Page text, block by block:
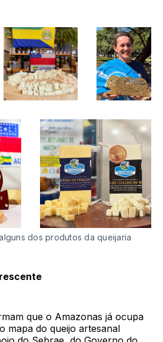
dos produtos da queijaria
que o Amazonas já ocupa
mapa do queijo artesanal